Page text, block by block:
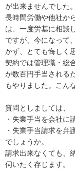
が出来ませんでした。
長時間労働や他社か
は、一度労基に相談
ですが、今になって
かず、とても悔しく
契約では管理職・総
が数百円手当される
もやりました。こん
質問としましては、
・失業手当を会社に
・失業手当請求を弁
でしょうか。
請求出来なくても、
伺いたく存じます。